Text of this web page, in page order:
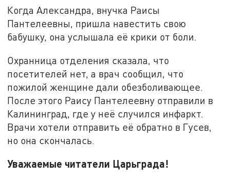
Когда Александра, внучка Раисы
Пантелеевны, пришла навестить свою
бабушку, она услышала её крики от боли.
Охранница отделения сказала, что
посетителей нет, а врач сообщил, что
пожилой женщине дали обезболивающее.
После этого Раису Пантелеевну отправили в
Калининград, где у неё случился инфаркт.
Врачи хотели отправить её обратно в Гусев,
но она скончалась.
Уважаемые читатели Царьграда!